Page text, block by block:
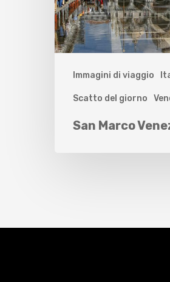
Immagini di viaggio
Scatto del giorno
San Marco